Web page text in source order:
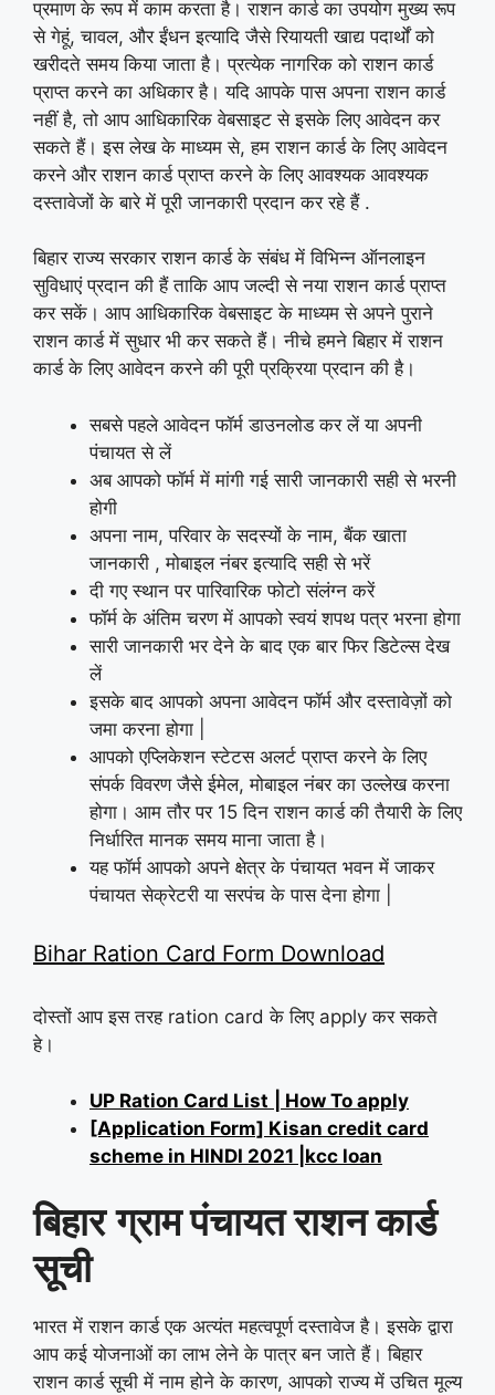
प्रमाण के रूप में काम करता है। राशन कार्ड का उपयोग मुख्य रूप
से गेहूं, चावल, और ईंधन इत्यादि जैसे रियायती खाद्य पदार्थों को
खरीदते समय किया जाता है। प्रत्येक नागरिक को राशन कार्ड
प्राप्त करने का अधिकार है। यदि आपके पास अपना राशन कार्ड
नहीं है, तो आप आधिकारिक वेबसाइट से इसके लिए आवेदन कर
सकते हैं। इस लेख के माध्यम से, हम राशन कार्ड के लिए आवेदन
करने और राशन कार्ड प्राप्त करने के लिए आवश्यक आवश्यक
दस्तावेजों के बारे में पूरी जानकारी प्रदान कर रहे हैं .
बिहार राज्य सरकार राशन कार्ड के संबंध में विभिन्न ऑनलाइन
सुविधाएं प्रदान की हैं ताकि आप जल्दी से नया राशन कार्ड प्राप्त
कर सकें। आप आधिकारिक वेबसाइट के माध्यम से अपने पुराने
राशन कार्ड में सुधार भी कर सकते हैं। नीचे हमने बिहार में राशन
कार्ड के लिए आवेदन करने की पूरी प्रक्रिया प्रदान की है।
सबसे पहले आवेदन फॉर्म डाउनलोड कर लें या अपनी
पंचायत से लें
अब आपको फॉर्म में मांगी गई सारी जानकारी सही से भरनी
होगी
अपना नाम, परिवार के सदस्यों के नाम, बैंक खाता
जानकारी , मोबाइल नंबर इत्यादि सही से भरें
दी गए स्थान पर पारिवारिक फोटो संलंग्न करें
फॉर्म के अंतिम चरण में आपको स्वयं शपथ पत्र भरना होगा
सारी जानकारी भर देने के बाद एक बार फिर डिटेल्स देख
लें
इसके बाद आपको अपना आवेदन फॉर्म और दस्तावेज़ों को
जमा करना होगा |
आपको एप्लिकेशन स्टेटस अलर्ट प्राप्त करने के लिए
संपर्क विवरण जैसे ईमेल, मोबाइल नंबर का उल्लेख करना
होगा। आम तौर पर 15 दिन राशन कार्ड की तैयारी के लिए
निर्धारित मानक समय माना जाता है।
यह फॉर्म आपको अपने क्षेत्र के पंचायत भवन में जाकर
पंचायत सेक्रेटरी या सरपंच के पास देना होगा |
Bihar Ration Card Form Download
दोस्तों आप इस तरह ration card के लिए apply कर सकते
हे।
UP Ration Card List
| How To apply
[Application Form] Kisan credit card
scheme in HINDI 2021 |kcc loan
बिहार ग्राम पंचायत राशन कार्ड
सूची
भारत में राशन कार्ड एक अत्यंत महत्वपूर्ण दस्तावेज है। इसके द्वारा
आप कई योजनाओं का लाभ लेने के पात्र बन जाते हैं। बिहार
राशन कार्ड सूची में नाम होने के कारण, आपको राज्य में उचित मूल्य